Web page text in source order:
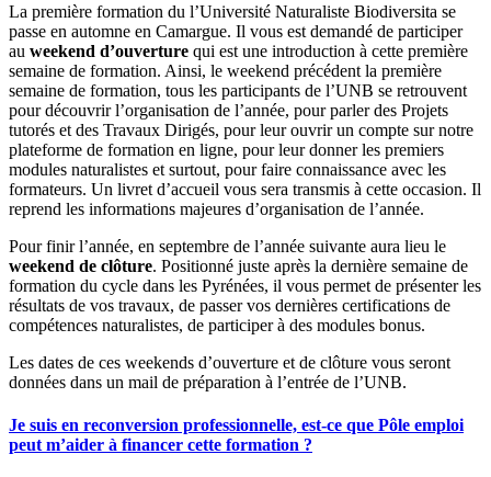
La première formation du l’Université Naturaliste Biodiversita se
passe en automne en Camargue. Il vous est demandé de participer
au weekend d’ouverture qui est une introduction à cette première
semaine de formation. Ainsi, le weekend précédent la première
semaine de formation, tous les participants de l’UNB se retrouvent
pour découvrir l’organisation de l’année, pour parler des Projets
tutorés et des Travaux Dirigés, pour leur ouvrir un compte sur notre
plateforme de formation en ligne, pour leur donner les premiers
modules naturalistes et surtout, pour faire connaissance avec les
formateurs. Un livret d’accueil vous sera transmis à cette occasion. Il
reprend les informations majeures d’organisation de l’année.
Pour finir l’année, en septembre de l’année suivante aura lieu le
weekend de clôture. Positionné juste après la dernière semaine de
formation du cycle dans les Pyrénées, il vous permet de présenter les
résultats de vos travaux, de passer vos dernières certifications de
compétences naturalistes, de participer à des modules bonus.
Les dates de ces weekends d’ouverture et de clôture vous seront
données dans un mail de préparation à l’entrée de l’UNB.
Je suis en reconversion professionnelle, est-ce que Pôle emploi
peut m’aider à financer cette formation ?